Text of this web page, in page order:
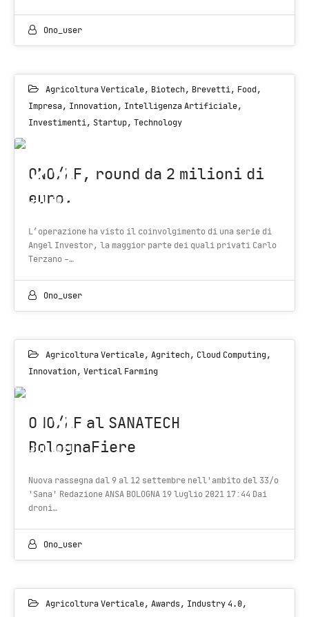
Ono_user
Agricoltura Verticale, Biotech, Brevetti , Food ,
Impresa, Innovation, Intelligenza Artificiale,
Investimenti , Startup, Technology
29
JUL 2021
ONO/EF, round da 2 milioni di
euro.
L’operazione ha visto il coinvolgimento di una serie di
Angel Investor, la maggior parte dei quali privati Carlo
Terzano -…
Ono_user
Agricoltura Verticale, Agritech, Cloud Computing,
Innovation, Vertical Farming
19
JUL 2021
ONO/EF al SANATECH
BolognaFiere
Nuova rassegna dal 9 al 12 settembre nell'ambito del 33/o
'Sana' Redazione ANSA BOLOGNA 19 luglio 2021 17:44 Dai
droni…
Ono_user
Agricoltura Verticale, Awards, Industry 4.0,